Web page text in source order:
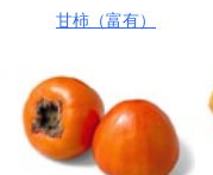
甘柿（富有）